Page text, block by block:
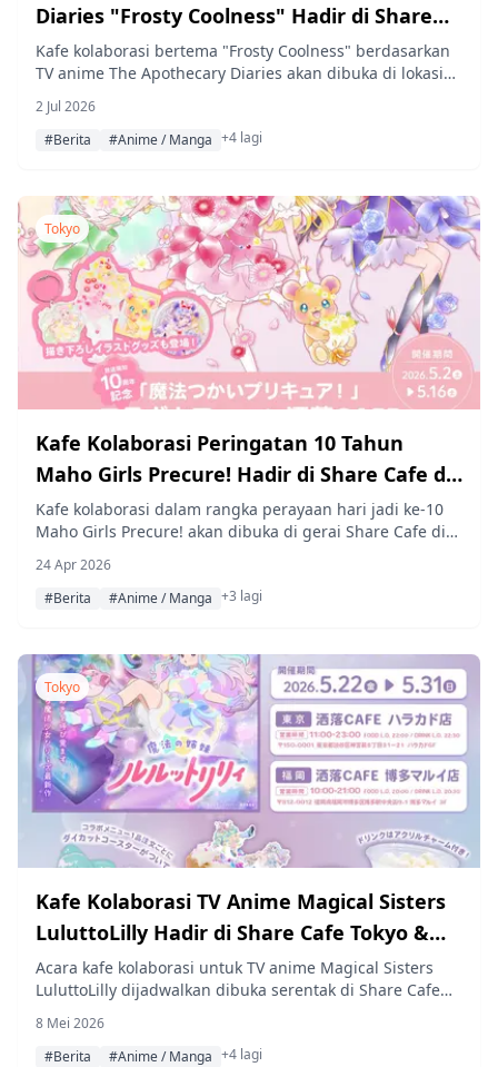
Diaries "Frosty Coolness" Hadir di Share
CAFE Tokyo, Osaka & Fukuoka
Kafe kolaborasi bertema "Frosty Coolness" berdasarkan
TV anime The Apothecary Diaries akan dibuka di lokasi
Share CAFE di Harajuku, Shinsaibashi, dan Hakata mulai
24 Juli 2026, menampilkan ilustrasi baru dan cendera
mata orisinal untuk musim panas.
2 Jul 2026
#Berita
#Anime / Manga +4 lagi
Tokyo
Kafe Kolaborasi Peringatan 10 Tahun
Maho Girls Precure! Hadir di Share Cafe di
Tiga Kota
Kafe kolaborasi dalam rangka perayaan hari jadi ke-10
Maho Girls Precure! akan dibuka di gerai Share Cafe di
hingga 16 Mei 2026, menyajikan menu orisinal, produk
terbatas, dan ilustrasi karakter yang digambar khusus.
24 Apr 2026
#Berita
#Anime / Manga +3 lagi
Tokyo
Kafe Kolaborasi TV Anime Magical Sisters
LuluttoLilly Hadir di Share Cafe Tokyo &
Fukuoka
Acara kafe kolaborasi untuk TV anime Magical Sisters
LuluttoLilly dijadwalkan dibuka serentak di Share Cafe
Harajuku, Tokyo dan Hakata, Fukuoka, mulai dari 22 Mei
hingga 31 Mei 2026.
8 Mei 2026
#Berita
#Anime / Manga +4 lagi